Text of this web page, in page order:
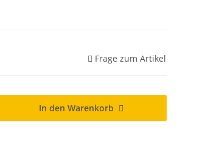
Frage zum Artikel
In den Warenkorb